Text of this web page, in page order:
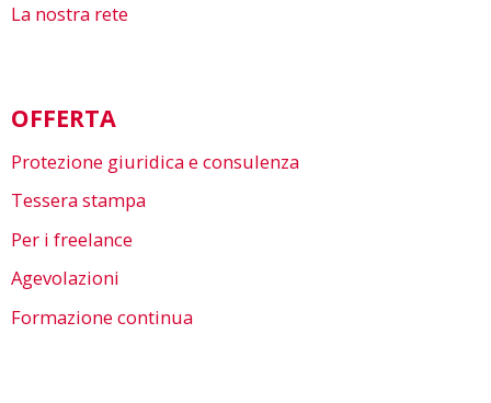
La nostra rete
OFFERTA
Protezione giuridica e consulenza
Tessera stampa
Per i freelance
Agevolazioni
Formazione continua